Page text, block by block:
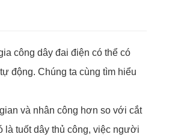
công dây đai điện có thể có
động. Chúng ta cùng tìm hiểu
và nhân công hơn so với cắt
là tuốt dây thủ công, việc người